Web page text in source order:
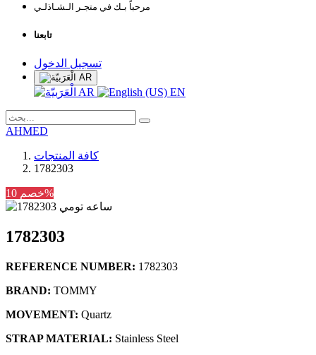
مرحباً بـك في متجـر الـشـاذلـي
تابعنا
تسجيل الدخول
AR
AR EN
AHMED
كافة المنتجات
1782303
خصم 10%
1782303
REFERENCE NUMBER: 1782303
BRAND: TOMMY
MOVEMENT: Quartz
STRAP MATERIAL: Stainless Steel